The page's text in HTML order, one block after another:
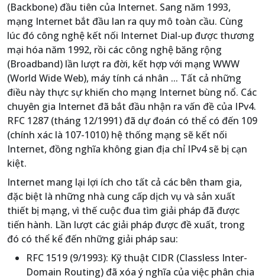
(Backbone) đầu tiên của Internet. Sang năm 1993,
mạng Internet bắt đầu lan ra quy mô toàn cầu. Cùng
lúc đó công nghệ kết nối Internet Dial-up được thương
mại hóa năm 1992, rồi các công nghệ băng rộng
(Broadband) lần lượt ra đời, kết hợp với mạng WWW
(World Wide Web), máy tính cá nhân ... Tất cả những
điều này thực sự khiến cho mạng Internet bùng nổ. Các
chuyên gia Internet đã bắt đầu nhận ra vấn đề của IPv4.
RFC 1287 (tháng 12/1991) đã dự đoán có thể có đến 109
(chính xác là 107-1010) hệ thống mạng sẽ kết nối
Internet, đồng nghĩa không gian địa chỉ IPv4 sẽ bị cạn
kiệt.
Internet mang lại lợi ích cho tất cả các bên tham gia,
đặc biệt là những nhà cung cấp dịch vụ và sản xuất
thiết bị mạng, vì thế cuộc đua tìm giải pháp đã được
tiến hành. Lần lượt các giải pháp được đề xuất, trong
đó có thể kể đến những giải pháp sau:
RFC 1519 (9/1993): Kỹ thuật CIDR (Classless Inter-
Domain Routing) đã xóa ý nghĩa của việc phân chia